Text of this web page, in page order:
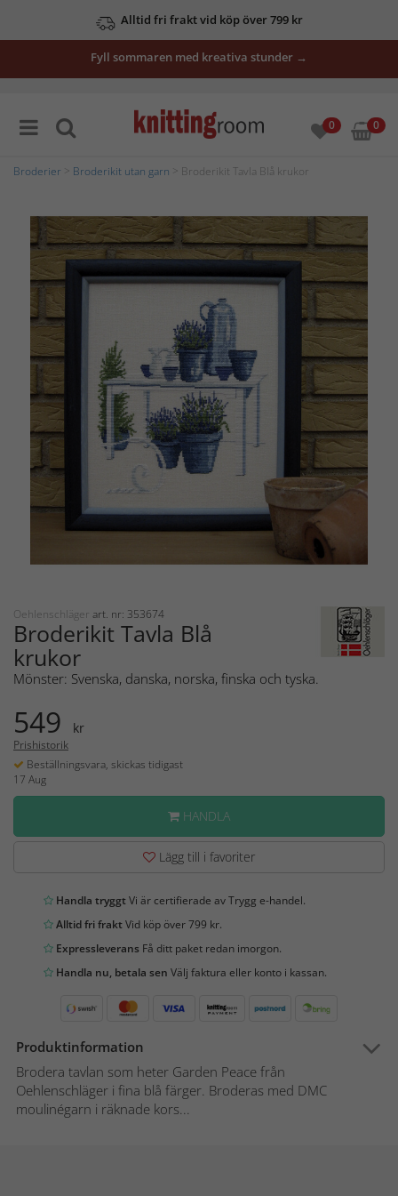
Alltid fri frakt vid köp över 799 kr
Fyll sommaren med kreativa stunder →
0 0
Broderier Broderikit utan garn > Broderikit Tavla Blå krukor
Oehlenschläger art. nr: 353674
Broderikit Tavla Blå
krukor
Mönster: Svenska, danska, norska, finska och tyska.
549 kr
Prishistorik
Beställningsvara, skickas tidigast
17 Aug
HANDLA
Lägg till i favoriter
Handla tryggtVi är certifierade av Trygg e-handel.
Alltid fri fraktVid köp över 799 kr.
Expressleverans Få ditt paket redan imorgon.
Handla nu, betala sen Välj faktura eller konto i kassan.
Produktinformation
Brodera tavlan som heter Garden Peace från
Oehlenschläger i fina blå färger. Broderas med DMC
moulinégarn i räknade kors...